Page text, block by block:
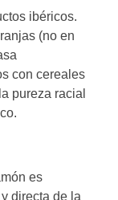
ibéricos.
(no en
con cereales
pureza racial
es
directa de la